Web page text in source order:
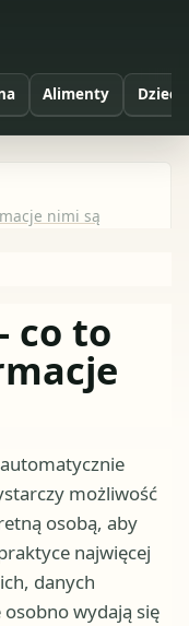
Alimenty Dzieci
nimi są
co to
możliwość
osobą, aby
najwięcej
danych
wydają się